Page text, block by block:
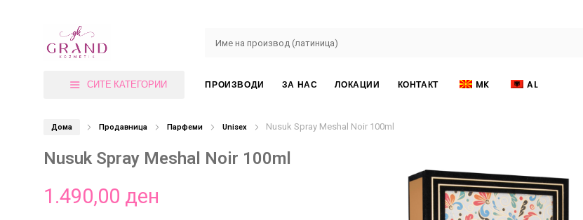
СИТЕ КАТЕГОРИИ ПРОИЗВОДИ ЗА НАС ЛОКАЦИИ КОНТАКТ MK AL
Дома Продавница Парфеми Unisex Nusuk Spray Meshal Noir 100ml
Nusuk Spray Meshal Noir 100ml
1.490,00 ден